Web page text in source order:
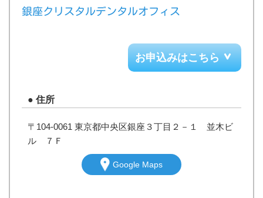
銀座クリスタルデンタルオフィス
お申込みはこちら
● 住所
〒104-0061 東京都中央区銀座３丁目２－１ 並木ビ
ル ７Ｆ
Google Maps